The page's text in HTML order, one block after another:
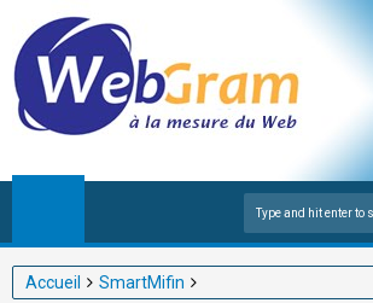
Accueil
SmartMifin